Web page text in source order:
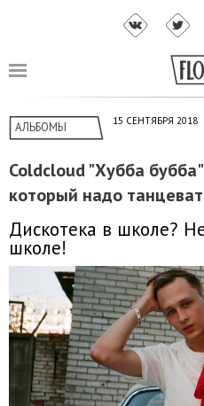
АЛЬБОМЫ 15 СЕНТЯБРЯ 2018
Coldcloud "Хубба
который надо
Дискотека в школе?
школе!